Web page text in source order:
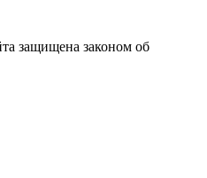
защищена законом об